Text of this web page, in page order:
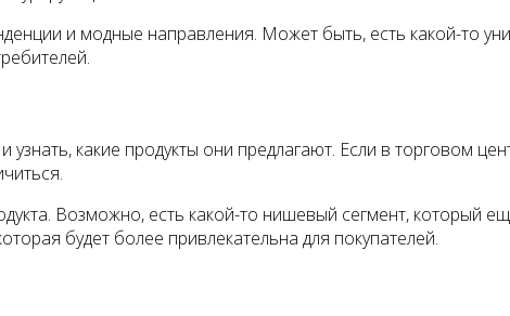
и модные направления. Может быть, есть какой-то
узнать, какие продукты они предлагают. Если в торговом
Возможно, есть какой-то нишевый сегмент, который
будет более привлекательна для покупателей.